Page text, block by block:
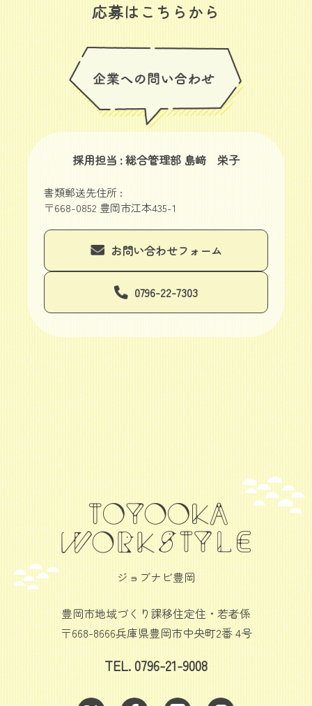
応募はこちらから
採用担当 : 総合管理部 島﨑 栄子
書類郵送先住所 :
〒668-0852 豊岡市江本435-1
お問い合わせフォーム
0796-22-7303
ジョブナビ豊岡
豊岡市地域づくり課移住定住・若者係
〒668-8666兵庫県豊岡市中央町2番 4号
TEL. 0796-21-9008